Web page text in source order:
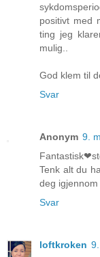
positivt med
ting jeg
mulig..
God klem til
Svar
Anonym 9.
Tenk alt du
deg
Svar
loftkroken